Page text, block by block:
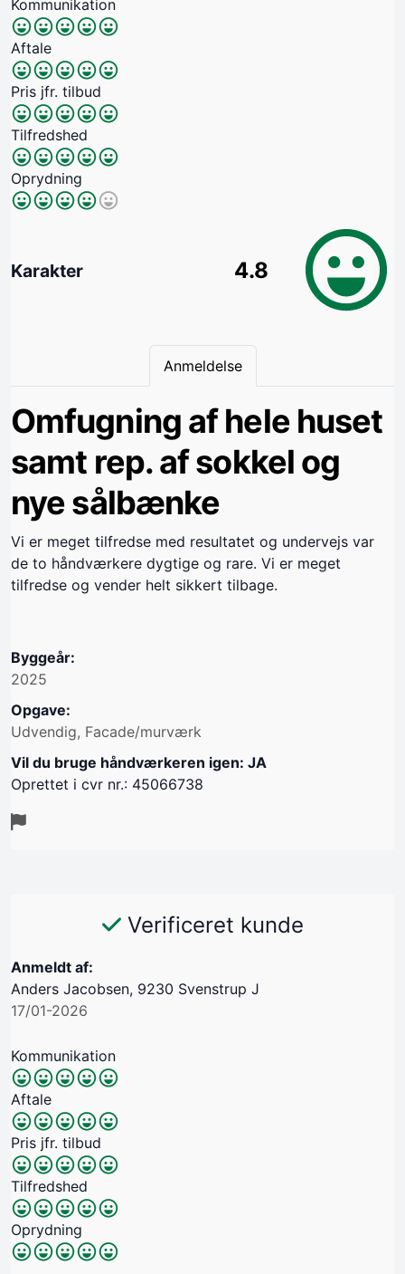
Kommunikation
Aftale
Pris jfr. tilbud
Tilfredshed
Oprydning
Karakter 4.8
Anmeldelse
Omfugning af hele huset
samt rep. af sokkel og
nye sålbænke
Vi er meget tilfredse med resultatet og undervejs var
de to håndværkere dygtige og rare. Vi er meget
tilfredse og vender helt sikkert tilbage.
Byggeår:
2025
Opgave:
Udvendig, Facade/murværk
Vil du bruge håndværkeren igen: JA
Oprettet i cvr nr.: 45066738
Verificeret kunde
Anmeldt af:
Anders Jacobsen, 9230 Svenstrup J
17/01-2026
Kommunikation
Aftale
Pris jfr. tilbud
Tilfredshed
Oprydning